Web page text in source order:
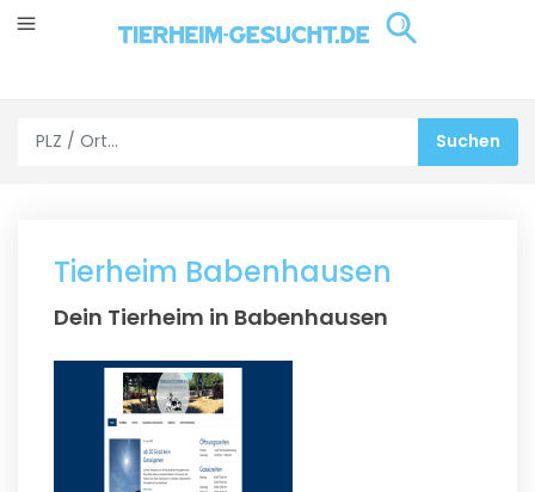
Tierheim Babenhausen
Dein Tierheim in Babenhausen